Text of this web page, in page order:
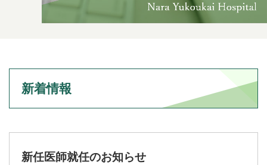
新着情報
新任医師就任のお知らせ